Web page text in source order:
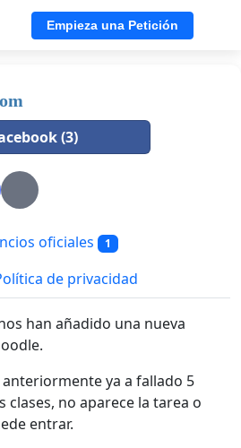
Empieza una Petición
(3)
oficiales 1
de privacidad
han añadido una nueva
ya a fallado 5
clases, no aparece la tarea o
entrar.